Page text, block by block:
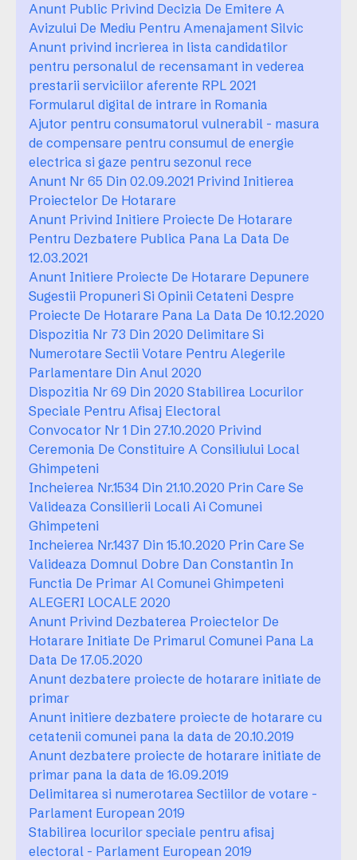
Anunt Public Privind Decizia De Emitere A
Avizului De Mediu Pentru Amenajament Silvic
Anunt privind incrierea in lista candidatilor
pentru personalul de recensamant in vederea
prestarii serviciilor aferente RPL 2021
Formularul digital de intrare in Romania
Ajutor pentru consumatorul vulnerabil - masura
de compensare pentru consumul de energie
electrica si gaze pentru sezonul rece
Anunt Nr 65 Din 02.09.2021 Privind Initierea
Proiectelor De Hotarare
Anunt Privind Initiere Proiecte De Hotarare
Pentru Dezbatere Publica Pana La Data De
12.03.2021
Anunt Initiere Proiecte De Hotarare Depunere
Sugestii Propuneri Si Opinii Cetateni Despre
Proiecte De Hotarare Pana La Data De 10.12.2020
Dispozitia Nr 73 Din 2020 Delimitare Si
Numerotare Sectii Votare Pentru Alegerile
Parlamentare Din Anul 2020
Dispozitia Nr 69 Din 2020 Stabilirea Locurilor
Speciale Pentru Afisaj Electoral
Convocator Nr 1 Din 27.10.2020 Privind
Ceremonia De Constituire A Consiliului Local
Ghimpeteni
Incheierea Nr.1534 Din 21.10.2020 Prin Care Se
Valideaza Consilierii Locali Ai Comunei
Ghimpeteni
Incheierea Nr.1437 Din 15.10.2020 Prin Care Se
Valideaza Domnul Dobre Dan Constantin In
Functia De Primar Al Comunei Ghimpeteni
ALEGERI LOCALE 2020
Anunt Privind Dezbaterea Proiectelor De
Hotarare Initiate De Primarul Comunei Pana La
Data De 17.05.2020
Anunt dezbatere proiecte de hotarare initiate de
primar
Anunt initiere dezbatere proiecte de hotarare cu
cetatenii comunei pana la data de 20.10.2019
Anunt dezbatere proiecte de hotarare initiate de
primar pana la data de 16.09.2019
Delimitarea si numerotarea Sectiilor de votare -
Parlament European 2019
Stabilirea locurilor speciale pentru afisaj
electoral - Parlament European 2019